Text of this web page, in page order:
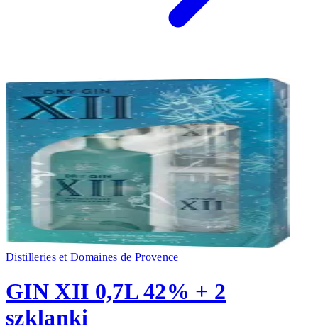
Distilleries et Domaines de Provence
GIN XII 0,7L 42% + 2
szklanki